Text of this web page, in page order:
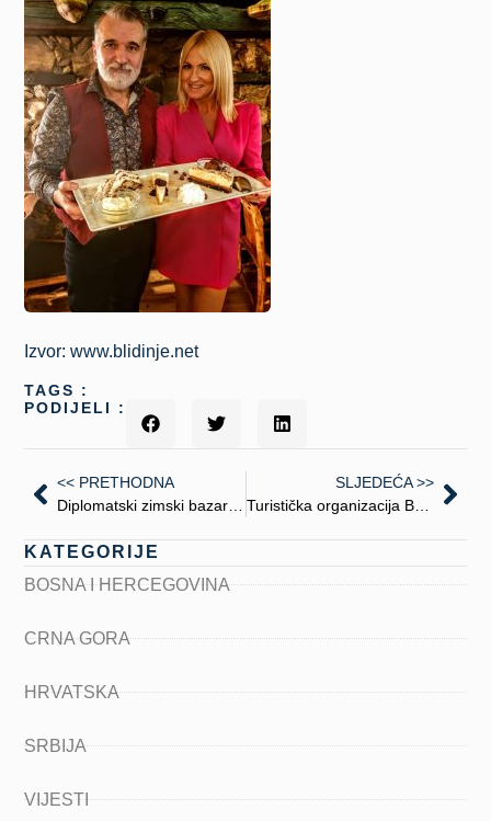
Izvor: www.blidinje.net
TAGS :
PODIJELI :
<< PRETHODNA
SLJEDEĆA >>
Turistička organizacija Budve na sajmu u Kragujevcu
KATEGORIJE
BOSNA I HERCEGOVINA
CRNA GORA
HRVATSKA
SRBIJA
VIJESTI